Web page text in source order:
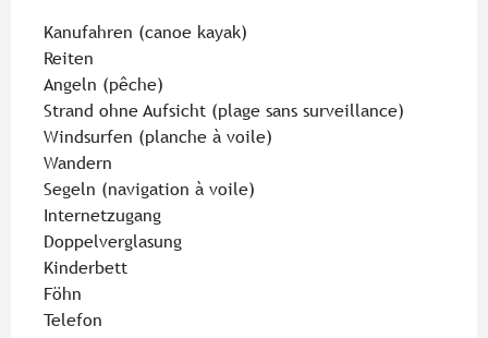
Kanufahren (canoe kayak)
Reiten
Angeln (pêche)
Strand ohne Aufsicht (plage sans surveillance)
Windsurfen (planche à voile)
Wandern
Segeln (navigation à voile)
Internetzugang
Doppelverglasung
Kinderbett
Föhn
Telefon